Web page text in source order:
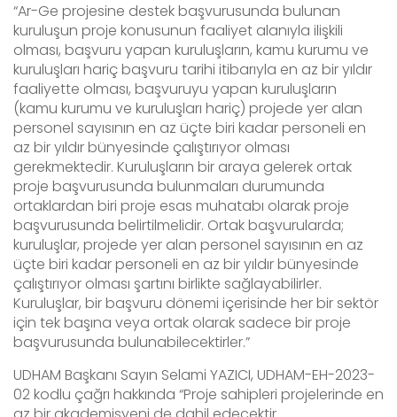
“Ar-Ge projesine destek başvurusunda bulunan
kuruluşun proje konusunun faaliyet alanıyla ilişkili
olması, başvuru yapan kuruluşların, kamu kurumu ve
kuruluşları hariç başvuru tarihi itibarıyla en az bir yıldır
faaliyette olması, başvuruyu yapan kuruluşların
(kamu kurumu ve kuruluşları hariç) projede yer alan
personel sayısının en az üçte biri kadar personeli en
az bir yıldır bünyesinde çalıştırıyor olması
gerekmektedir. Kuruluşların bir araya gelerek ortak
proje başvurusunda bulunmaları durumunda
ortaklardan biri proje esas muhatabı olarak proje
başvurusunda belirtilmelidir. Ortak başvurularda;
kuruluşlar, projede yer alan personel sayısının en az
üçte biri kadar personeli en az bir yıldır bünyesinde
çalıştırıyor olması şartını birlikte sağlayabilirler.
Kuruluşlar, bir başvuru dönemi içerisinde her bir sektör
için tek başına veya ortak olarak sadece bir proje
başvurusunda bulunabilecektirler.”
UDHAM Başkanı Sayın Selami YAZICI, UDHAM-EH-2023-
02 kodlu çağrı hakkında “Proje sahipleri projelerinde en